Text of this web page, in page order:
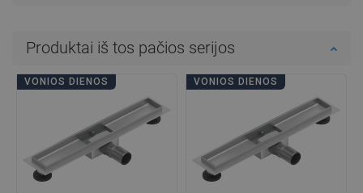
Produktai iš tos pačios serijos
VONIOS DIENOS VONIOS DIENOS